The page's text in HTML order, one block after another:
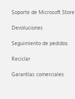
Soporte de Microsoft Store
Devoluciones
Seguimiento de pedidos
Reciclar
Garantías comerciales